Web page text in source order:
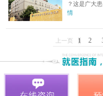
？这是广大
情
上一页 1 2